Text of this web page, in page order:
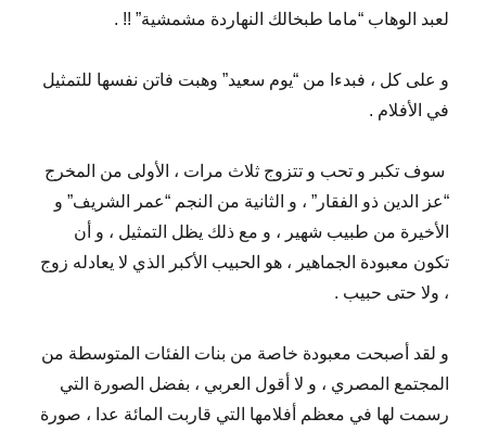
لعبد الوهاب “ماما طبخالك النهاردة مشمشية” !! .
و على كل ، فبدءا من “يوم سعيد” وهبت فاتن نفسها للتمثيل
في الأفلام .
سوف تكبر و تحب و تتزوج ثلاث مرات ، الأولى من المخرج
“عز الدين ذو الفقار” ، و الثانية من النجم “عمر الشريف” و
الأخيرة من طبيب شهير ، و مع ذلك يظل التمثيل ، و أن
تكون معبودة الجماهير ، هو الحبيب الأكبر الذي لا يعادله زوج
، ولا حتى حبيب .
و لقد أصبحت معبودة خاصة من بنات الفئات المتوسطة من
المجتمع المصري ، و لا أقول العربي ، بفضل الصورة التي
رسمت لها في معظم أفلامها التي قاربت المائة عدا ، صورة